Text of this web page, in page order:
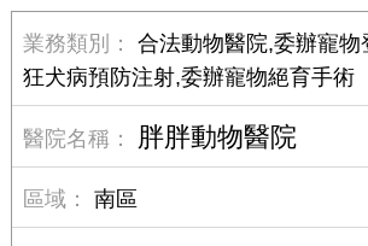
合法動物醫院,委辦寵物
狂犬病預防注射,委辦寵物絕育手術
胖胖動物醫院
南區